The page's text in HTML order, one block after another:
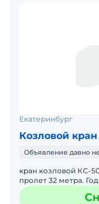
Екатеринбург
Козловой
Объявление давно
кран козловой КС-
пролет 32 метра.